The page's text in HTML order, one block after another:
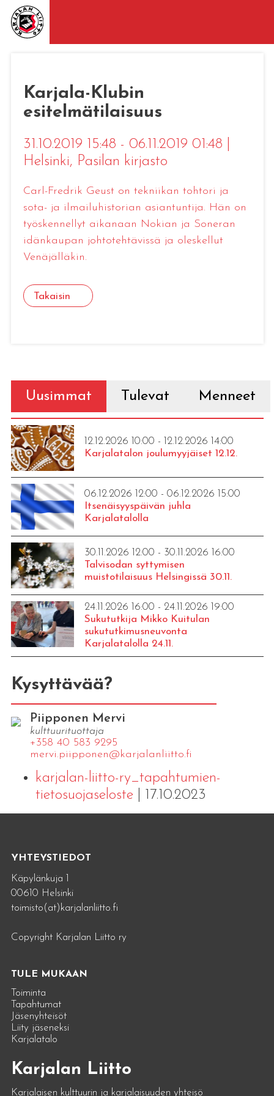
Karjala-Klubin
esitelmätilaisuus
31.10.2019 15:48 - 06.11.2019 01:48
Helsinki, Pasilan kirjasto
Carl-Fredrik Geust on tekniikan tohtori ja
sota- ja ilmailuhistorian asiantuntija. Hän on
työskennellyt aikanaan Nokian ja Soneran
idänkaupan johtotehtävissä ja oleskellut
Venäjälläkin.
Takaisin
Uusimmat Tulevat Menneet
12.12.2026 10:00 - 12.12.2026 14:00
Karjalatalon joulumyyjäiset 12.12.
06.12.2026 12:00 - 06.12.2026 15:00
Itsenäisyyspäivän juhla
Karjalatalolla
30.11.2026 12:00 - 30.11.2026 16:00
Talvisodan syttymisen
muistotilaisuus Helsingissä 30.11.
24.11.2026 16:00 - 24.11.2026 19:00
Sukututkija Mikko Kuitulan
sukututkimusneuvonta
Karjalatalolla 24.11.
Kysyttävää?
Piipponen Mervi
kulttuurituottaja
+358 40 583 9295
mervi.​piipponen@​kar​jala​nlii​tto.​fi
karjalan-liitto-ry_tapahtumien-
tietosuojaseloste| 17.10.2023
YHTEYSTIEDOT
Käpylänkuja 1
00610 Helsinki
toimisto(at)karjalanliitto.fi
Copyright Karjalan Liitto ry
TULE MUKAAN
Toiminta
Tapahtumat
Jäsenyhteisöt
Liity jäseneksi
Karjalatalo
Karjalan Liitto
Karjalaisen kulttuurin ja karjalaisuuden yhteisö